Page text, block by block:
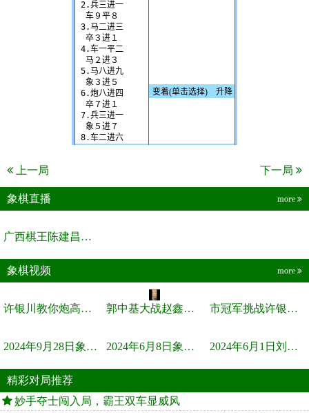
上一局 下一局
象棋直播 more
广西棋王陈建昌直播间
象棋视频 more
许银川教你炮高兵士象全如何赢士象全，简单四步即可 郭中基大战赵鑫鑫，许银川激情讲解 市冠军挑战许银川，急进中兵变化真激烈！
2024年9月28日象棋世界栏目，刘君、蒋川讲解了第九届杨官璘杯象棋... 2024年6月8日象棋世界，刘君、蒋川讲解了第九届杨官璘杯全国象棋... 2024年6月1日刘君、蒋川讲解第三届上海杯象棋大师赛谢靖与李少庚...
精彩对局推荐
妙手夺士闯入局，霸王双车显威风